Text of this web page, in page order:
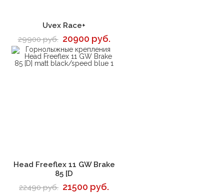
В корзину
Uvex Race+
29900 руб. 20900 руб.
В корзину
Head Freeflex 11 GW Brake
85 [D
22490 руб. 21500 руб.